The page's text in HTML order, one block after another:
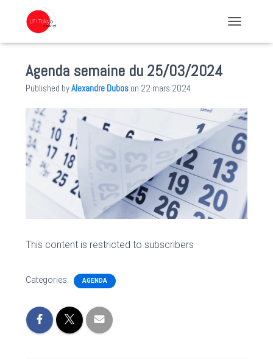
Agenda semaine du 25/03/2024
Published byAlexandre Dubos on 22 mars 2024
This content is restricted to subscribers
Categories: AGENDA